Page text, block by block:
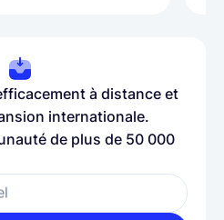
à distance et
internationale.
de plus de 50 000